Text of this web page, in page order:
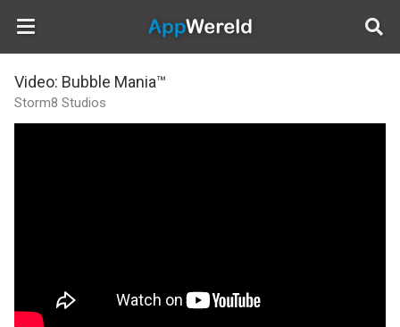
AppWereld
Video: Bubble Mania™
Storm8 Studios